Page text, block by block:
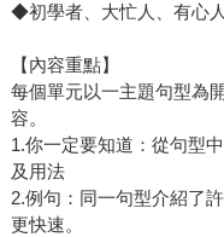
◆初學者、大忙人、有心
【內容重點】
每個單元以一主題句型為
容。
1.你一定要知道：從句型
及用法
2.例句：同一句型介紹了
更快速。